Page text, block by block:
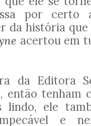
por certo
da história que
acertou em
da Editora
então tenham
lindo, ele
e